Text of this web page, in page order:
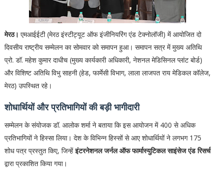
मेरठ। एमआईईटी (मेरठ इंस्टीट्यूट ऑफ इंजीनियरिंग एंड टेक्नोलॉजी) में आयोजित दो
दिवसीय राष्ट्रीय सम्मेलन का सोमवार को समापन हुआ। समापन सत्र में मुख्य अतिथि
प्रो. डॉ. महेश कुमार दाधीच (मुख्य कार्यकारी अधिकारी, नेशनल मेडिसिनल प्लांट बोर्ड)
और विशिष्ट अतिथि विभु साहनी (हेड, फार्मेसी विभाग, लाला लाजपत राय मेडिकल कॉलेज,
मेरठ) उपस्थित रहे।
शोधार्थियों और प्रतिभागियों की बड़ी भागीदारी
सम्मेलन के संयोजक डॉ. आलोक शर्मा ने बताया कि इस आयोजन में 400 से अधिक
प्रतिभागियों ने हिस्सा लिया। देश के विभिन्न हिस्सों से आए शोधार्थियों ने लगभग 175
शोध पत्र प्रस्तुत किए, जिन्हेंइंटरनेशनल जर्नल ऑफ फार्मास्युटिकल साइंसेज एंड रिसर्च
द्वारा प्रकाशित किया गया।